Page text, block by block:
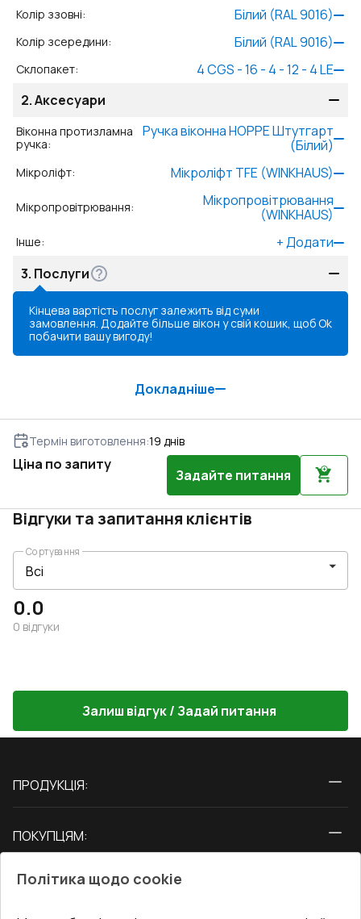
Колір ззовні: Білий (RAL 9016)
Колір зсередини: Білий (RAL 9016)
Склопакет:
4 CGS - 16 - 4 - 12 - 4 LE
2.Аксесуари
Віконна протизламна
ручка:
Ручка віконна HOPPE Штутгарт
(Білий)
Мікроліфт: Мікроліфт TFE (WINKHAUS)
Мікропровітрювання:
Мікропровітрювання
(WINKHAUS)
Інше: +Додати
3. Послуги
Кінцева вартість послуг залежить від суми
замовлення. Додайте більше вікон у свій кошик, щоб
побачити вашу вигоду!
Ok
Докладніше
Термін виготовлення:19 днів
Ціна по запиту
Задайте питання
Відгуки та запитання клієнтів
0.0
0 відгуки
Сортування
Залиш відгук / Задай питання
ПРОДУКЦІЯ:
Двері
ПОКУПЦЯМ:
СЕРВІС ТА ОБЛУГОВУВАННЯ:
Політика щодо cookie